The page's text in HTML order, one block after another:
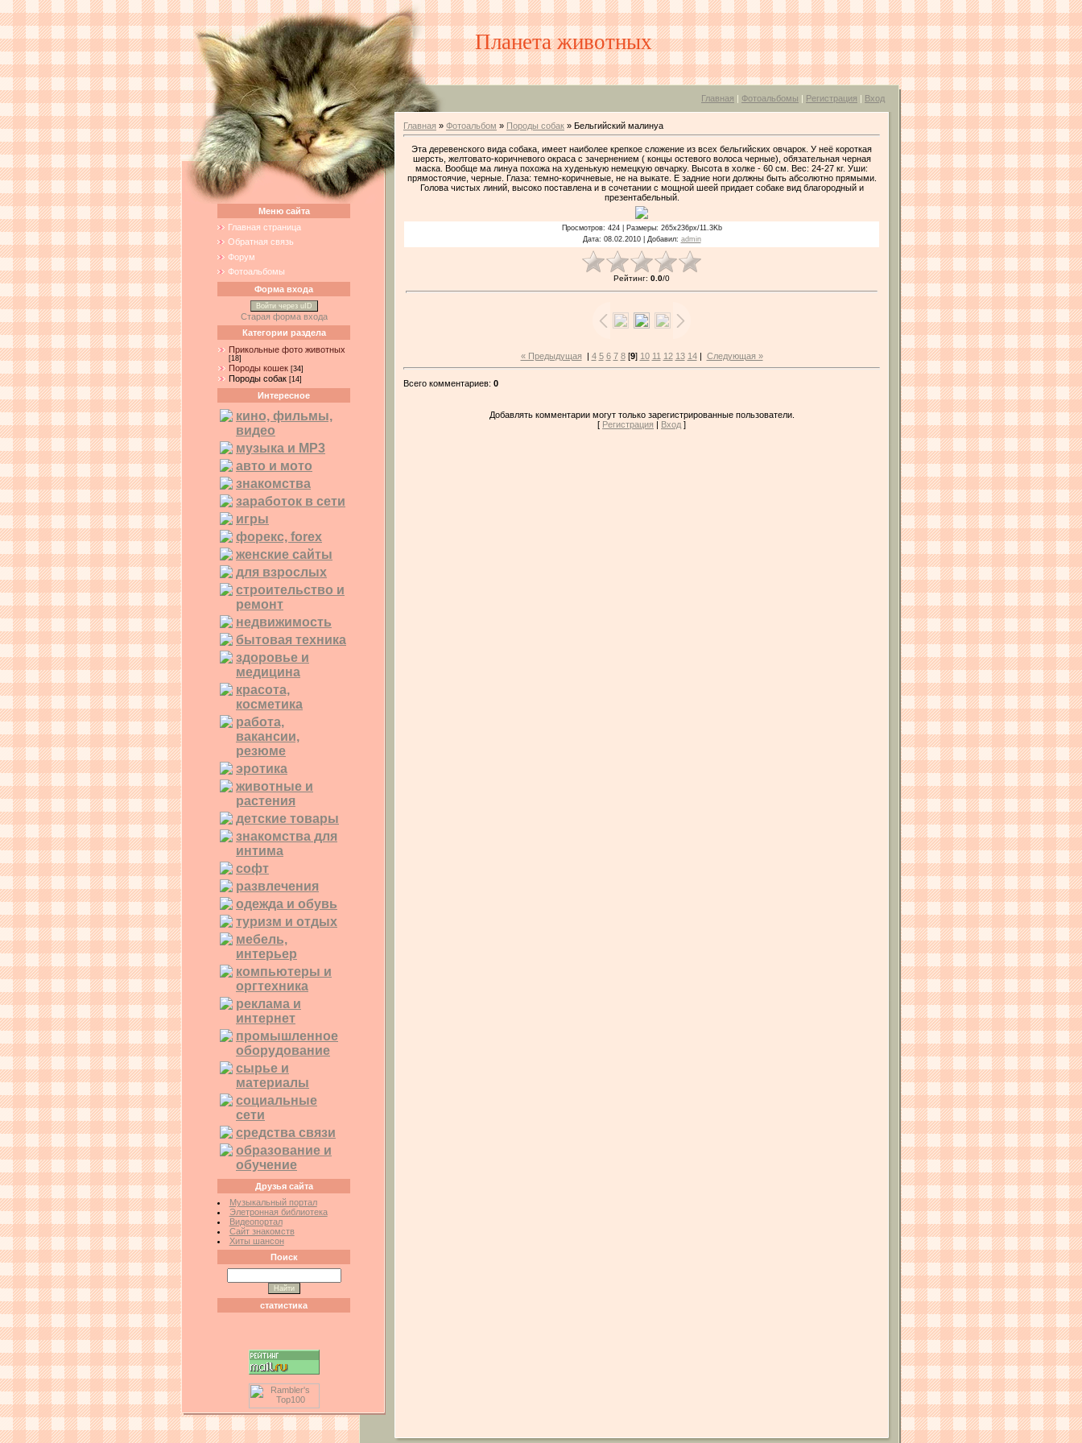
Планета животных
Главная | Фотоальбомы | Регистрация | Вход
Меню сайта
Главная страница
Обратная связь
Форум
Фотоальбомы
Форма входа
Войти через uID
Старая форма входа
Категории раздела
Прикольные фото животных
[18]
Породы кошек [34]
Породы собак [14]
Интересное
кино, фильмы,
видео
музыка и MP3
авто и мото
знакомства
заработок в сети
игры
форекс, forex
женские сайты
для взрослых
строительство и
ремонт
недвижимость
бытовая техника
здоровье и
медицина
красота,
косметика
работа,
вакансии,
резюме
эротика
животные и
растения
детские товары
знакомства для
интима
софт
развлечения
одежда и обувь
туризм и отдых
мебель,
интерьер
компьютеры и
оргтехника
реклама и
интернет
промышленное
оборудование
сырье и
материалы
социальные
сети
средства связи
образование и
обучение
Друзья сайта
Музыкальный портал
Элетронная библиотека
Видеопортал
Сайт знакомств
Хиты шансон
Поиск
статистика
Главная » Фотоальбом » Породы собак » Бельгийский малинуа
Эта деревенского вида собака, имеет наиболее крепкое сложение из всех бельгийских овчарок. У неё короткая
шерсть, желтовато-коричневого окраса с зачернением ( концы остевого волоса черные), обязательная черная
маска. Вообще ма линуа похожа на худенькую немецкую овчарку. Высота в холке - 60 см. Вес: 24-27 кг. Уши:
прямостоячие, черные. Глаза: темно-коричневые, не на выкате. Е задние ноги должны быть абсолютно прямыми.
Голова чистых линий, высоко поставлена и в сочетании с мощной шеей придает собаке вид благородный и
презентабельный.
Просмотров: 424 | Размеры: 265x236px/11.3Kb
Дата: 08.02.2010 | Добавил: admin
Рейтинг: 0.0/0
« Предыдущая | 4 5 6 7 8[9] 10 11 12 13 14| Следующая »
Всего комментариев: 0
Добавлять комментарии могут только зарегистрированные пользователи.
[ Регистрация Вход ]